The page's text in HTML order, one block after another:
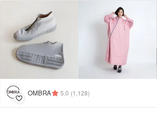
OMBRA 5.0 (1,128)